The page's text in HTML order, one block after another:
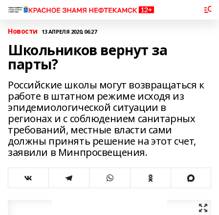
Новости 13 АПРЕЛЯ 2020, 06:27
Школьников вернут за
парты?
Российские школы могут возвращаться к
работе в штатном режиме исходя из
эпидемиологической ситуации в
регионах и с соблюдением санитарных
требований, местные власти сами
должны принять решение на этот счет,
заявили в Минпросвещения.